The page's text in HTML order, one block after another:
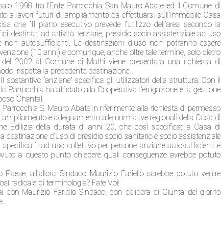
1998 tra l’Ente Parrocchia San Mauro Abate ed il Comune di
a lavori futuri di ampliamento da effettuarsi sull’immobile Casa
che “Il piano esecutivo prevede l’utilizzo dell’area secondo la
destinati ad attività terziarie, presidio socio assistenziale ad uso
autosufficienti. Le destinazioni d’uso non potranno essere
(10 anni) e comunque, anche oltre tale termine, solo dietro
2002 al Comune di Mathi viene presentata una richiesta di
rispetta la precedente destinazione.
“anziane” specifica gli utilizzatori della struttura. Con il
ha affidato alla Cooperativa l’erogazione e la gestione
Chantal.
S. Mauro Abate in riferimento alla richiesta di permesso
e adeguamento alle normative regionali della Casa di
Edilizia della durata di anni 20, che così specifica: la Casa di
d’uso di presidio socio sanitario e socio assistenziale
“…ad uso collettivo per persone anziane autosufficienti e
a questo punto chiedere quali conseguenze avrebbe potuto
all’allora Sindaco Maurizio Fariello sarebbe potuto venire
radicale di terminologia? Fate Voi!
Maurizio Fariello Sindaco, con delibera di Giunta del giorno